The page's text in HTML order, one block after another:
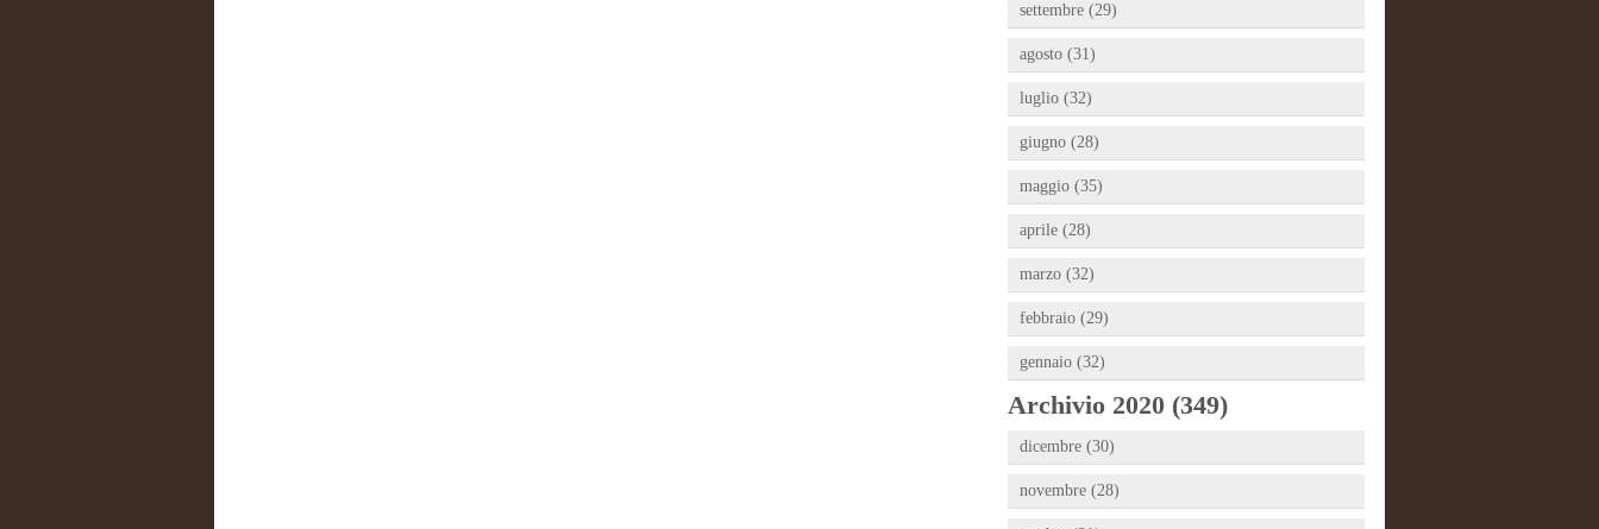
settembre (29)
agosto (31)
luglio (32)
giugno (28)
maggio (35)
aprile (28)
marzo (32)
febbraio (29)
gennaio (32)
Archivio 2020 (349)
dicembre (30)
novembre (28)